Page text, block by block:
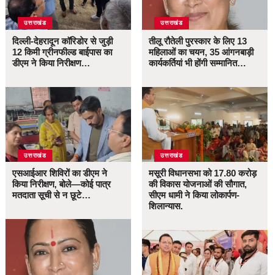
उत्तराखंड
दिल्ली-देहरादून कॉरिडोर से जुड़ी
12 किमी ग्रीनफील्ड बाईपास का
डीएम ने किया निरीक्षण…
उत्तराखंड
एसआईआर शिविरों का डीएम ने
किया निरीक्षण, बोले—कोई पात्र
मतदाता सूची से न छूटे…
उत्तराखंड
तीलू रौतेली पुरस्कार के लिए 13
महिलाओं का चयन, 35 आंगनबाड़ी
कार्यकर्तियां भी होंगी सम्मानित…
उत्तराखंड
मसूरी विधानसभा को 17.80 करोड़
की विकास योजनाओं की सौगात,
सीएम धामी ने किया लोकार्पण-
शिलान्यास.